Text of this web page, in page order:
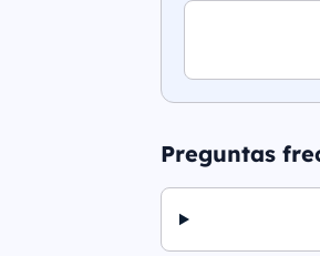
Preguntas